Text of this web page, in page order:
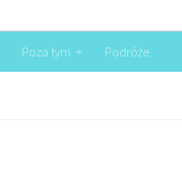
Poza tym Podróże